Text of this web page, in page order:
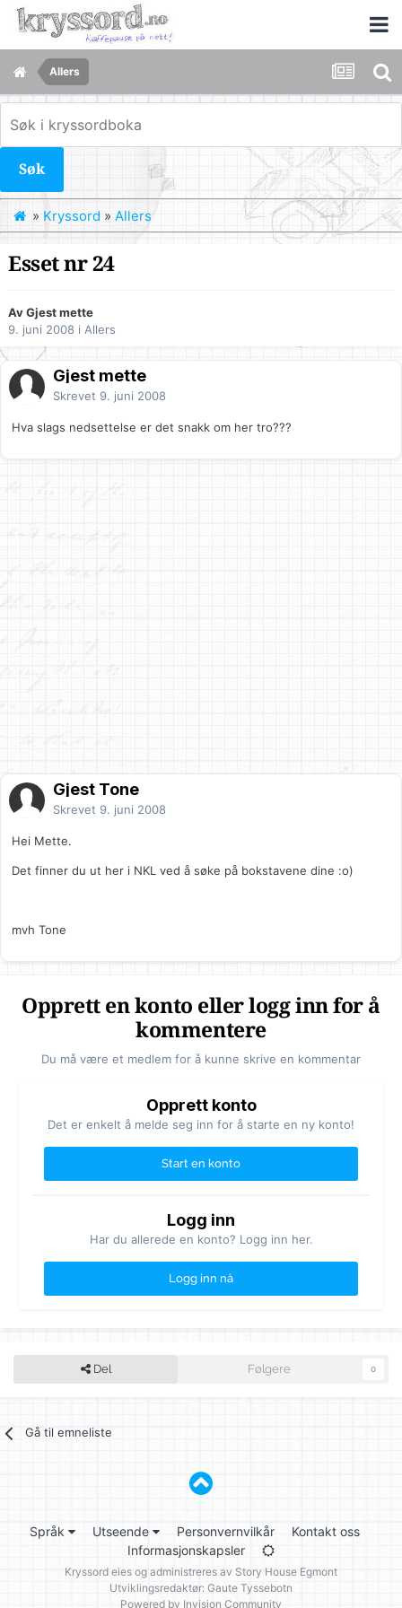
Allers
Søk
» Kryssord » Allers
Esset nr 24
Av Gjest mette
9. juni 2008 i Allers
Gjest mette
Skrevet 9. juni 2008
Hva slags nedsettelse er det snakk om her tro???
Gjest Tone
Skrevet 9. juni 2008
Hei Mette.
Det finner du ut her i NKL ved å søke på bokstavene dine :o)
mvh Tone
Opprett en konto eller logg inn for å
kommentere
Du må være et medlem for å kunne skrive en kommentar
Opprett konto
Det er enkelt å melde seg inn for å starte en ny konto!
Start en konto
Logg inn
Har du allerede en konto? Logg inn her.
Logg inn nå
Del Følgere 0
Gå til emneliste
Språk Utseende Personvernvilkår
Kontakt oss
Informasjonskapsler
Kryssord eies og administreres av Story House Egmont
Utviklingsredaktør: Gaute Tyssebotn
Powered by Invision Community